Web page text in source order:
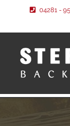
04281 -